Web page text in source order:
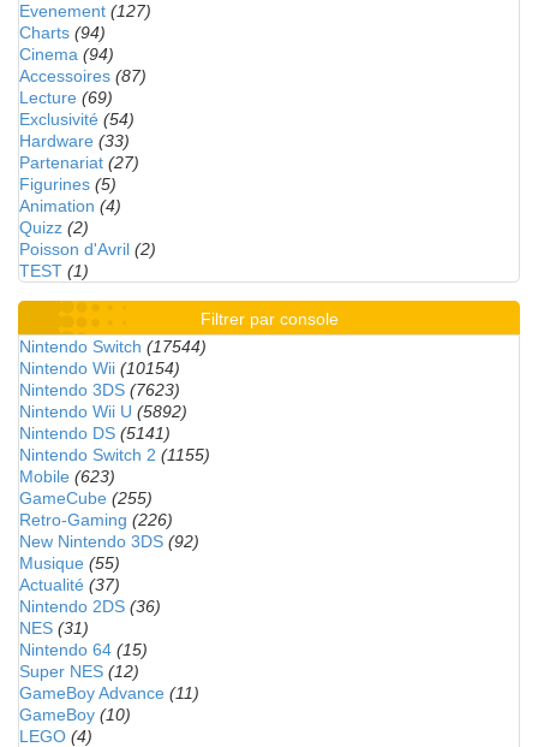
Evenement (127)
Charts (94)
Cinema (94)
Accessoires (87)
Lecture (69)
Exclusivité (54)
Hardware (33)
Partenariat (27)
Figurines (5)
Animation (4)
Quizz (2)
Poisson d'Avril (2)
TEST (1)
Filtrer par console
Nintendo Switch (17544)
Nintendo Wii (10154)
Nintendo 3DS (7623)
Nintendo Wii U (5892)
Nintendo DS (5141)
Nintendo Switch 2 (1155)
Mobile (623)
GameCube (255)
Retro-Gaming (226)
New Nintendo 3DS (92)
Musique (55)
Actualité (37)
Nintendo 2DS (36)
NES (31)
Nintendo 64 (15)
Super NES (12)
GameBoy Advance (11)
GameBoy (10)
LEGO (4)